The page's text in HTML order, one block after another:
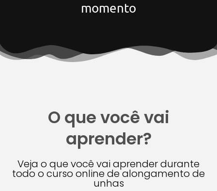
momento
O que você vai
aprender?
Veja o que você vai aprender durante
todo o curso online de alongamento de
unhas